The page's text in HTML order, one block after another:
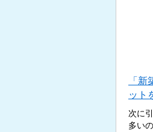
「
ット
次に
多い